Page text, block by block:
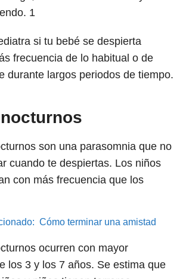
1
si tu bebé se despierta
frecuencia de lo habitual o de
durante largos periodos de tiempo.
son una parasomnia que no
cuando te despiertas. Los niños
con más frecuencia que los
Cómo terminar una amistad
ocurren con mayor
los 3 y los 7 años. Se estima que